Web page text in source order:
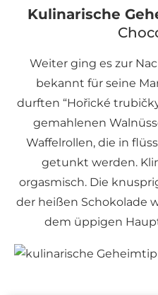
Kulinarische
Weiter ging es zur
bekannt für seine
durften “Hořické
gemahlenen
Waffelrollen, die in
getunkt werden.
orgasmisch. Die
der heißen Schokolade
dem üppigen